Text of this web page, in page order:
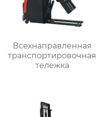
Всехнаправленная
транспортировочная
тележка